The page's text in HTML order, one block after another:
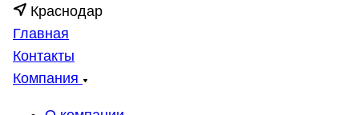
Краснодар
Главная
Контакты
Компания